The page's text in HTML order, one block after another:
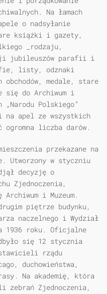
Na łamach
o nadsyłanie
książki i gazety,
_rodzaju,
jubileuszów parafii i
listy, odznaki
medale, stare
się do Archiwum i
„Narodu Polskiego”
na apel ze wszystkich
ogromna liczba darów.
przekazane na
Utworzony w styczniu
decyzję o
Zjednoczenia,
i Muzeum.
piętrze budynku,
naczelnego i Wydział
1936 roku. Oficjalne
się 12 stycznia
rządu
duchowieństwa,
Na akademię, która
zebrań Zjednoczenia,